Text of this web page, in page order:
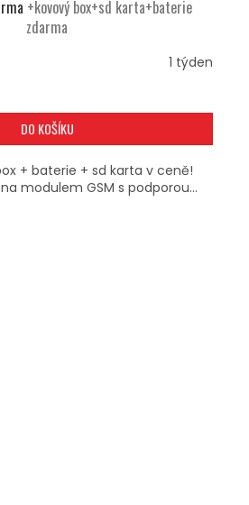
+kovový box+sd karta+baterie
zdarma
1 týden
DO KOŠÍKU
+ baterie + sd karta v ceně!
modulem GSM s podporou...